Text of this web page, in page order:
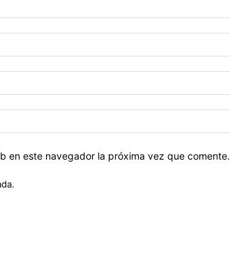
en este navegador la próxima vez que comente.